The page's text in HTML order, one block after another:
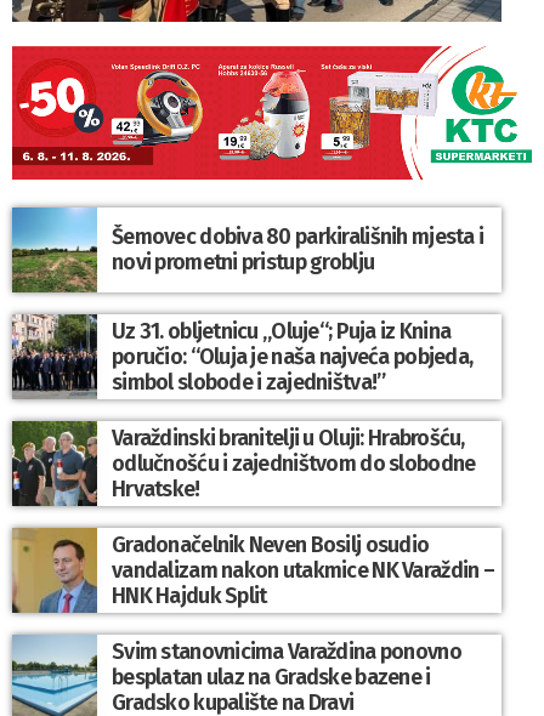
Šemovec dobiva 80 parkirališnih mjesta i
novi prometni pristup groblju
Uz 31. obljetnicu „Oluje“; Puja iz Knina
poručio: “Oluja je naša najveća pobjeda,
simbol slobode i zajedništva!”
Varaždinski branitelji u Oluji: Hrabrošću,
odlučnošću i zajedništvom do slobodne
Hrvatske!
Gradonačelnik Neven Bosilj osudio
vandalizam nakon utakmice NK Varaždin –
HNK Hajduk Split
Svim stanovnicima Varaždina ponovno
besplatan ulaz na Gradske bazene i
Gradsko kupalište na Dravi